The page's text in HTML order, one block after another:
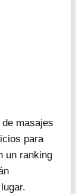
masajes
para
un ranking